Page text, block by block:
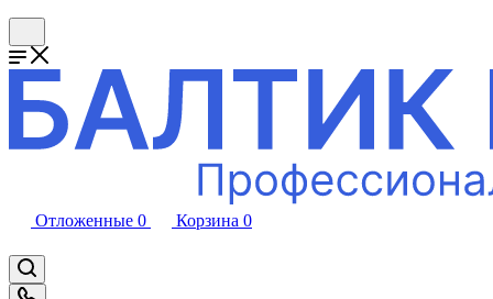
Отложенные 0 Корзина 0